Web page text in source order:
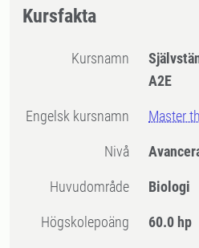
Kursfakta
Kursnamn
A2E
Engelsk kursnamn Master
Nivå
Huvudområde Biologi
högskolepoäng 60.0 hp